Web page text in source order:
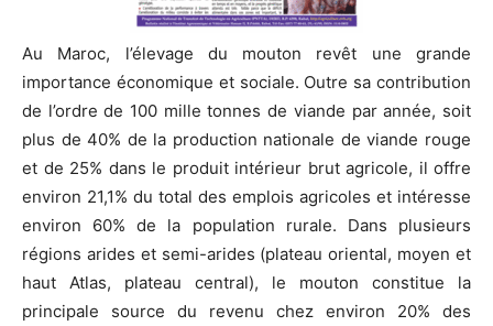
Au Maroc, l’élevage du mouton revêt une grande
importance économique et sociale. Outre sa contribution
de l’ordre de 100 mille tonnes de viande par année, soit
plus de 40% de la production nationale de viande rouge
et de 25% dans le produit intérieur brut agricole, il offre
environ 21,1% du total des emplois agricoles et intéresse
environ 60% de la population rurale. Dans plusieurs
régions arides et semi-arides (plateau oriental, moyen et
haut Atlas, plateau central), le mouton constitue la
principale source du revenu chez environ 20% des